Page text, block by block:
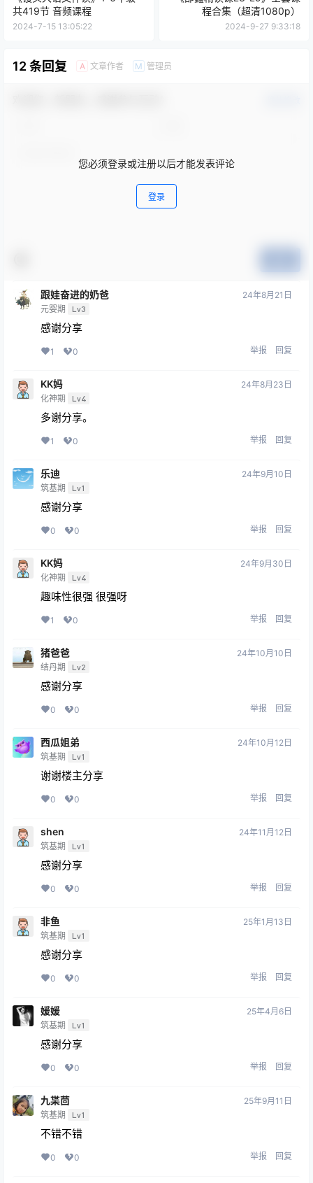
共419节 音频课程
2024-7-15 13:05:22
程合集（超清1080p）
2024-9-27 9:33:18
12 条回复 A 文章作者 M 管理员
您必须登录或注册以后才能发表评论
登录
跟娃奋进的奶爸
元婴期 Lv3
24年8月21日
感谢分享
1 0 举报 回复
KK妈
化神期 Lv4
24年8月23日
多谢分享。
1 0 举报 回复
乐迪
筑基期 Lv1
24年9月10日
感谢分享
0 0 举报 回复
KK妈
化神期 Lv4
24年9月30日
趣味性很强 很强呀
1 0 举报 回复
猪爸爸
结丹期 Lv2
24年10月10日
感谢分享
0 0 举报 回复
西瓜姐弟
筑基期 Lv1
24年10月12日
谢谢楼主分享
0 0 举报 回复
shen
筑基期 Lv1
24年11月12日
感谢分享
0 0 举报 回复
非鱼
筑基期 Lv1
25年1月13日
感谢分享
0 0 举报 回复
媛媛
筑基期 Lv1
25年4月6日
感谢分享
0 0 举报 回复
九枼茴
筑基期 Lv1
25年9月11日
不错不错
0 0 举报 回复